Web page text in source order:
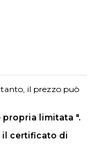
il prezzo può
propria limitata ".
il certificato di